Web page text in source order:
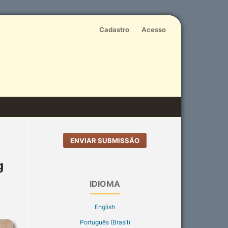
Cadastro Acesso
ENVIAR SUBMISSÃO
IDIOMA
English
Português (Brasil)